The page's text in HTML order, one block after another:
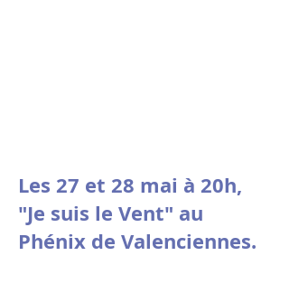
Les 27 et 28 mai à 20h,
"Je suis le Vent" au
Phénix de Valenciennes.